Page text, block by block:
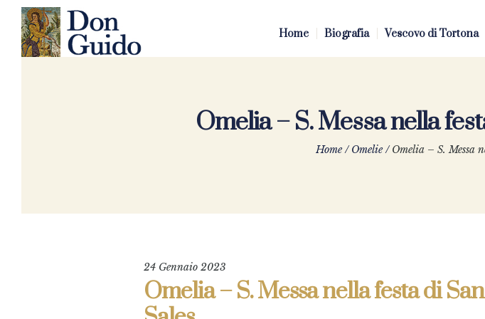
Home Biografia Vescovo di Tortona
Omelia – S. Messa nella
Home /Omelie /Omelia – S. Messa
24 Gennaio 2023
Omelia – S. Messa nella festa di